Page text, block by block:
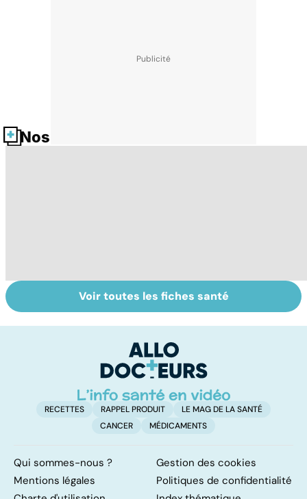
Nos fiches santé
d'ovocytes,
Sexualité,
infertilité et
étroits
Voir toutes les fiches santé
RECETTES RAPPEL PRODUIT
LE MAG DE LA SANTÉ
CANCER
MÉDICAMENTS
Qui sommes-nous ?
Gestion des cookies
Mentions légales
Politiques de confidentialité